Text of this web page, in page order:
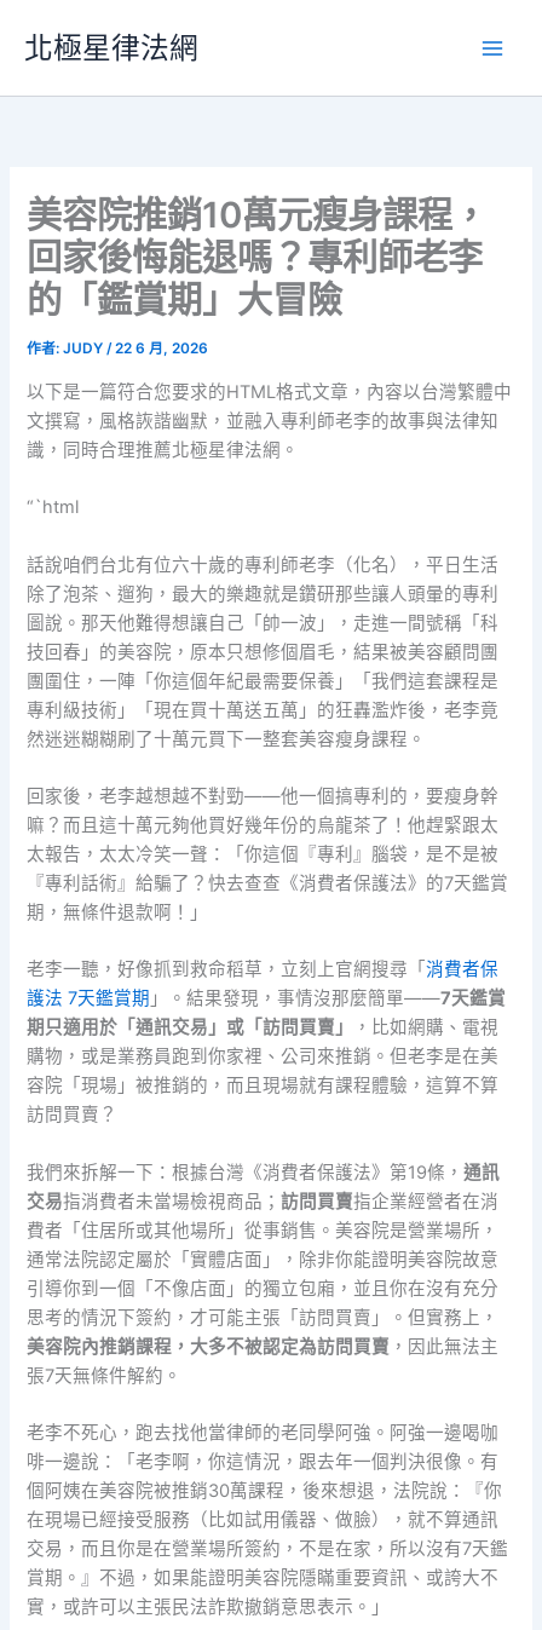
要
北極星律法網
美容院推銷10萬元瘦身課程，
回家後悔能退嗎？專利師老李
的「鑑賞期」大冒險
作者:JUDY/22 6 月, 2026
以下是一篇符合您要求的HTML格式文章，內容以台灣繁體中
文撰寫，風格詼諧幽默，並融入專利師老李的故事與法律知
識，同時合理推薦北極星律法網。
“`html
話說咱們台北有位六十歲的專利師老李（化名），平日生活
除了泡茶、遛狗，最大的樂趣就是鑽研那些讓人頭暈的專利
圖說。那天他難得想讓自己「帥一波」，走進一間號稱「科
技回春」的美容院，原本只想修個眉毛，結果被美容顧問團
團圍住，一陣「你這個年紀最需要保養」「我們這套課程是
專利級技術」「現在買十萬送五萬」的狂轟濫炸後，老李竟
然迷迷糊糊刷了十萬元買下一整套美容瘦身課程。
回家後，老李越想越不對勁——他一個搞專利的，要瘦身幹
嘛？而且這十萬元夠他買好幾年份的烏龍茶了！他趕緊跟太
太報告，太太冷笑一聲：「你這個『專利』腦袋，是不是被
『專利話術』給騙了？快去查查《消費者保護法》的7天鑑賞
期，無條件退款啊！」
老李一聽，好像抓到救命稻草，立刻上官網搜尋「消費者保
護法 7天鑑賞期 」。結果發現，事情沒那麼簡單——7天鑑賞
期只適用於「通訊交易」或「訪問買賣」
，比如網購、電視
購物，或是業務員跑到你家裡、公司來推銷。但老李是在美
容院「現場」被推銷的，而且現場就有課程體驗，這算不算
訪問買賣？
我們來拆解一下：根據台灣《消費者保護法》第19條，通訊
交易指消費者未當場檢視商品；訪問買賣指企業經營者在消
費者「住居所或其他場所」從事銷售。美容院是營業場所，
通常法院認定屬於「實體店面」，除非你能證明美容院故意
引導你到一個「不像店面」的獨立包廂，並且你在沒有充分
思考的情況下簽約，才可能主張「訪問買賣」。但實務上，
美容院內推銷課程，大多不被認定為訪問買賣 ，因此無法主
張7天無條件解約。
老李不死心，跑去找他當律師的老同學阿強。阿強一邊喝咖
啡一邊說：「老李啊，你這情況，跟去年一個判決很像。有
個阿姨在美容院被推銷30萬課程，後來想退，法院說：『你
在現場已經接受服務（比如試用儀器、做臉），就不算通訊
交易，而且你是在營業場所簽約，不是在家，所以沒有7天鑑
賞期。』不過，如果能證明美容院隱瞞重要資訊、或誇大不
實，或許可以主張民法詐欺撤銷意思表示。」